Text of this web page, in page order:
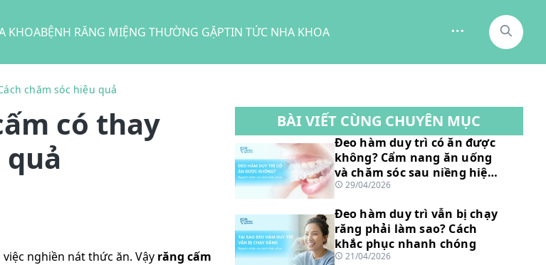
KHOABỆNH RĂNG MIỆNG THƯỜNG GẶPTIN TỨC NHA KHOA
chăm sóc hiệu quả
có thay
quả
nghiền nát thức ăn. Vậy răng cấm
BÀI VIẾT CÙNG CHUYÊN MỤC
Đeo hàm duy trì có ăn được
không? Cẩm nang ăn uống
và chăm sóc sau niềng hiệu
quả29/04/2026
Đeo hàm duy trì vẫn bị chạy
răng phải làm sao? Cách
khắc phục nhanh chóng
21/04/2026